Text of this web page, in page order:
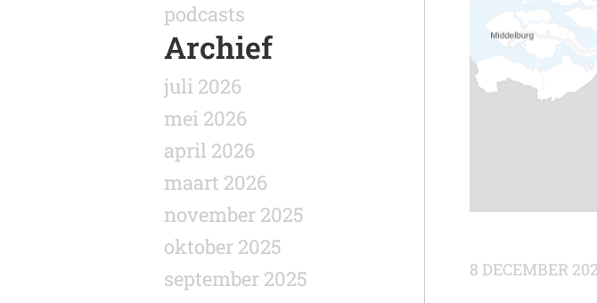
8 DECEMBER
podcasts
Archief
juli 2026
mei 2026
april 2026
maart 2026
november 2025
oktober 2025
september 2025